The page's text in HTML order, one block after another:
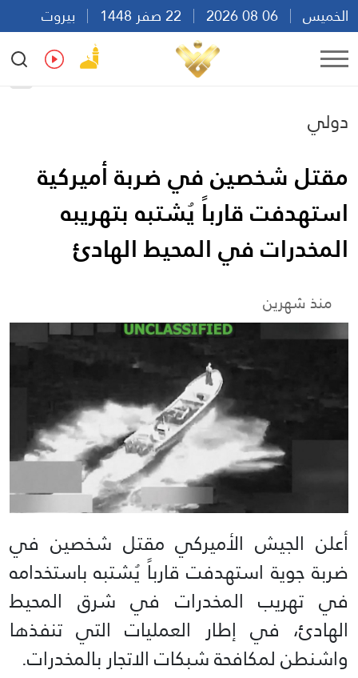
الخميس
بيروت
23:11
Ar
دولي
مقتل شخصين في ضربة أميركية
استهدفت قارباً يُشتبه بتهريبه
المخدرات في المحيط الهادئ
منذ شهرين
أعلن الجيش الأميركي مقتل شخصين في
ضربة جوية استهدفت قارباً يُشتبه باستخدامه
في تهريب المخدرات في شرق المحيط
الهادئ، في إطار العمليات التي تنفذها
واشنطن لمكافحة شبكات الاتجار بالمخدرات.